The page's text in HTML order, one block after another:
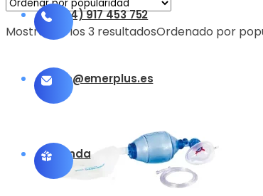
(+34) 917 453 752
info@emerplus.es
Tienda
Mostrando los 3 resultadosOrdenado por